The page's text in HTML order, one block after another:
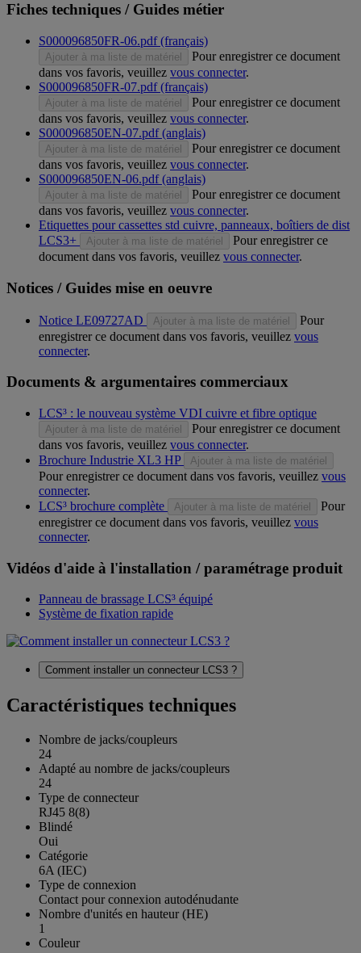
Fiches techniques / Guides métier
S000096850FR-06.pdf (français)
Ajouter à ma liste de matériel
Pour enregistrer ce document
dans vos favoris, veuillez vous connecter.
S000096850FR-07.pdf (français)
Ajouter à ma liste de matériel
Pour enregistrer ce document
dans vos favoris, veuillez vous connecter.
S000096850EN-07.pdf (anglais)
Ajouter à ma liste de matériel
Pour enregistrer ce document
dans vos favoris, veuillez vous connecter.
S000096850EN-06.pdf (anglais)
Ajouter à ma liste de matériel
Pour enregistrer ce document
dans vos favoris, veuillez vous connecter.
Etiquettes pour cassettes std cuivre, panneaux, boîtiers de dist
LCS3+
Ajouter à ma liste de matériel
Pour enregistrer ce
document dans vos favoris, veuillez vous connecter.
Notices / Guides mise en oeuvre
Notice LE09727AD Ajouter à ma liste de matériel
Pour
enregistrer ce document dans vos favoris, veuillez vous
connecter.
Documents & argumentaires commerciaux
LCS³ : le nouveau système VDI cuivre et fibre optique
Ajouter à ma liste de matériel
Pour enregistrer ce document
dans vos favoris, veuillez vous connecter.
Brochure Industrie XL3 HP
Ajouter à ma liste de matériel
Pour enregistrer ce document dans vos favoris, veuillez vous
connecter.
LCS³ brochure complète
Ajouter à ma liste de matériel
Pour
enregistrer ce document dans vos favoris, veuillez vous
connecter.
Vidéos d'aide à l'installation / paramétrage produit
Panneau de brassage LCS³ équipé
Système de fixation rapide
Comment installer un connecteur LCS3 ?
Caractéristiques techniques
Nombre de jacks/coupleurs
24
Adapté au nombre de jacks/coupleurs
24
Type de connecteur
RJ45 8(8)
Blindé
Oui
Catégorie
6A (IEC)
Type de connexion
Contact pour connexion autodénudante
Nombre d'unités en hauteur (HE)
1
Couleur